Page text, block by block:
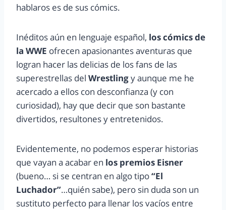
hablaros es de sus cómics.
Inéditos aún en lenguaje español, los cómics de
la WWE ofrecen apasionantes aventuras que
logran hacer las delicias de los fans de las
superestrellas del Wrestlingy aunque me he
acercado a ellos con desconfianza (y con
curiosidad), hay que decir que son bastante
divertidos, resultones y entretenidos.
Evidentemente, no podemos esperar historias
que vayan a acabar en los premios Eisner
(bueno… si se centran en algo tipo“El
Luchador”…quién sabe), pero sin duda son un
sustituto perfecto para llenar los vacíos entre